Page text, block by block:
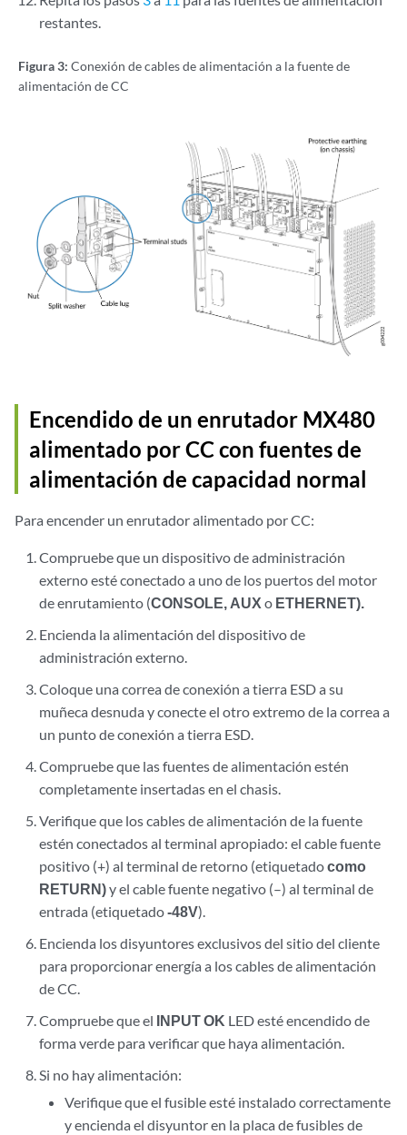
restantes.
Figura 3: Conexión de cables de alimentación a la fuente de
alimentación de CC
Encendido de un enrutador MX480
alimentado por CC con fuentes de
alimentación de capacidad normal
Para encender un enrutador alimentado por CC:
Compruebe que un dispositivo de administración
externo esté conectado a uno de los puertos del motor
de enrutamiento (CONSOLE, AUX o ETHERNET).
Encienda la alimentación del dispositivo de
administración externo.
Coloque una correa de conexión a tierra ESD a su
muñeca desnuda y conecte el otro extremo de la correa a
un punto de conexión a tierra ESD.
Compruebe que las fuentes de alimentación estén
completamente insertadas en el chasis.
Verifique que los cables de alimentación de la fuente
estén conectados al terminal apropiado: el cable fuente
positivo (+) al terminal de retorno (etiquetadocomo
RETURN)y el cable fuente negativo (–) al terminal de
entrada (etiquetado-48V).
Encienda los disyuntores exclusivos del sitio del cliente
para proporcionar energía a los cables de alimentación
de CC.
Compruebe que el INPUT OK LED esté encendido de
forma verde para verificar que haya alimentación.
Si no hay alimentación:
Verifique que el fusible esté instalado correctamente
y encienda el disyuntor en la placa de fusibles de